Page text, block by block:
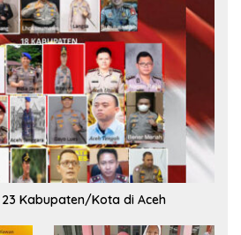
Kabupaten/Kota di Aceh